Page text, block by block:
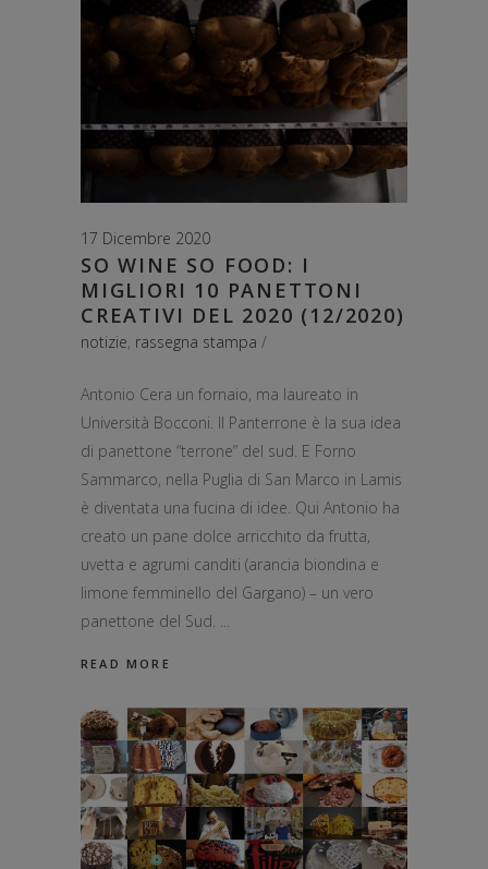
17 Dicembre 2020
SO WINE SO FOOD: I
MIGLIORI 10 PANETTONI
CREATIVI DEL 2020 (12/2020)
notizie, rassegna stampa
Antonio Cera un fornaio, ma laureato in
Università Bocconi. Il Panterrone è la sua idea
di panettone “terrone” del sud. E Forno
Sammarco, nella Puglia di San Marco in Lamis
è diventata una fucina di idee. Qui Antonio ha
creato un pane dolce arricchito da frutta,
uvetta e agrumi canditi (arancia biondina e
limone femminello del Gargano) – un vero
panettone del Sud.
READ MORE